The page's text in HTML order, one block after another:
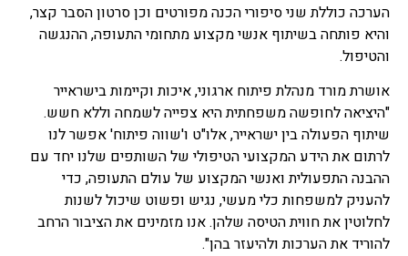
הערכה כוללת שני סיפורי הכנה מפורטים וכן סרטון הסבר קצר,
והיא פותחה בשיתוף אנשי מקצוע מתחומי התעופה, ההנגשה
והטיפול.
אושרת מורד מנהלת פיתוח ארגוני, איכות וקיימות בישראייר
"היציאה לחופשה משפחתית היא צפייה לשמחה וללא חשש.
שיתוף הפעולה בין ישראייר, אלו"ט ו'שווה פיתוח' אפשר לנו
לרתום את הידע המקצועי הטיפולי של השותפים שלנו יחד עם
ההבנה התפעולית ואנשי המקצוע של עולם התעופה, כדי
להעניק למשפחות כלי מעשי, נגיש ופשוט שיכול לשנות
לחלוטין את חווית הטיסה שלהן. אנו מזמינים את הציבור הרחב
להוריד את הערכות ולהיעזר בהן".